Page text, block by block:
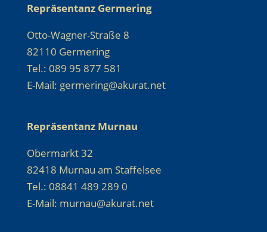
Repräsentanz Germering
Otto-Wagner-Straße 8
82110 Germering
Tel.: 089 95 877 581
E-Mail: germering@akurat.net
Repräsentanz Murnau
Obermarkt 32
82418 Murnau am Staffelsee
Tel.: 08841 489 289 0
E-Mail: murnau@akurat.net